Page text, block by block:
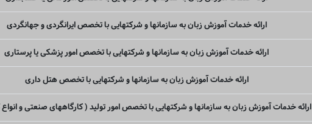
ارائه خدمات آموزش زبان به سازمانها و شرکتهایی با تخصص ایرانگردی و جهانگردی
ارائه خدمات آموزش زبان به سازمانها و شرکتهایی با تخصص امور پزشکی یا پرستاری
ارائه خدمات آموزش زبان به سازمانها و شرکتهایی با تخصص هتل داری
ارائه خدمات آموزش زبان به سازمانها و شرکتهایی با تخصص امور تولید ( کارگاههای صنعتی و